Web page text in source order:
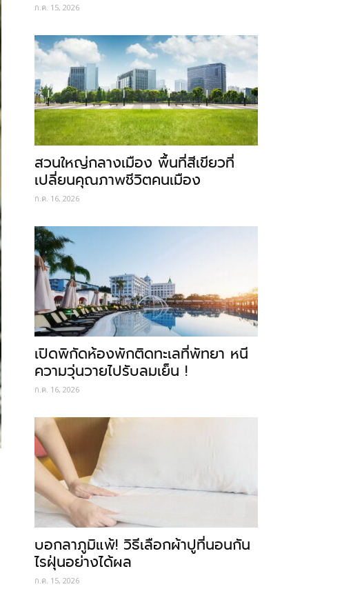
ก.ค. 15, 2026
สวนใหญ่กลางเมือง พื้นที่สีเขียวที่
เปลี่ยนคุณภาพชีวิตคนเมือง
ก.ค. 16, 2026
เปิดพิกัดห้องพักติดทะเลที่พัทยา หนี
ความวุ่นวายไปรับลมเย็น !
ก.ค. 16, 2026
บอกลาภูมิแพ้! วิธีเลือกผ้าปูที่นอนกัน
ไรฝุ่นอย่างได้ผล
ก.ค. 15, 2026